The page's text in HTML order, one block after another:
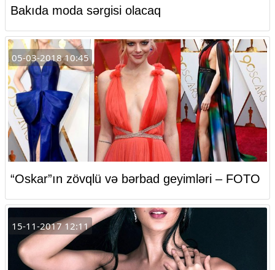
Bakıda moda sərgisi olacaq
05-03-2018 10:45
“Oskar”ın zövqlü və bərbad geyimləri – FOTO
15-11-2017 12:11